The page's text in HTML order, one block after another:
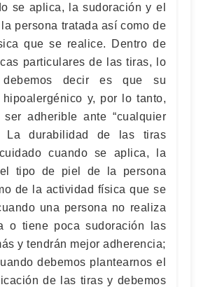
se aplica, la sudoración y el
persona tratada así como de
que se realice. Dentro de
particulares de las tiras, lo
debemos decir es que su
hipoalergénico y, por lo tanto,
adherible ante “cualquier
La durabilidad de las tiras
cuando se aplica, la
tipo de piel de la persona
de la actividad física que se
una persona no realiza
o tiene poca sudoración las
y tendrán mejor adherencia;
debemos plantearnos el
de las tiras y debemos